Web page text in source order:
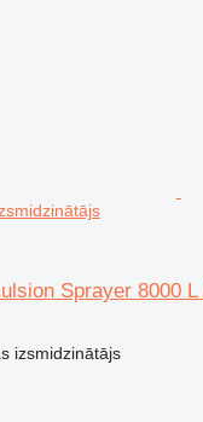
Sprayer 8000
izsmidzinātājs